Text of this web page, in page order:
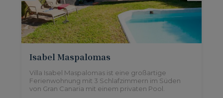
Isabel Maspalomas
Villa Isabel Maspalomas ist eine großartige
Ferienwohnung mit 3 Schlafzimmern im Süden
von Gran Canaria mit einem privaten Pool.